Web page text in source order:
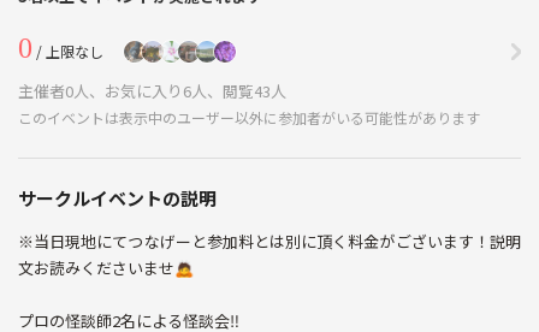
0 / 上限なし
主催者0人、お気に入り6人、閲覧43人
このイベントは表示中のユーザー以外に参加者がいる可能性があります
サークルイベントの説明
※当日現地にてつなげーと参加料とは別に頂く料金がございます！説明
文お読みくださいませ🙇
プロの怪談師2名による怪談会‼️